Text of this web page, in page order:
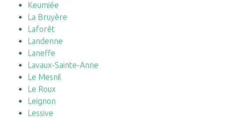
Keumiée
La Bruyère
Laforêt
Landenne
Laneffe
Lavaux-Sainte-Anne
Le Mesnil
Le Roux
Leignon
Lessive